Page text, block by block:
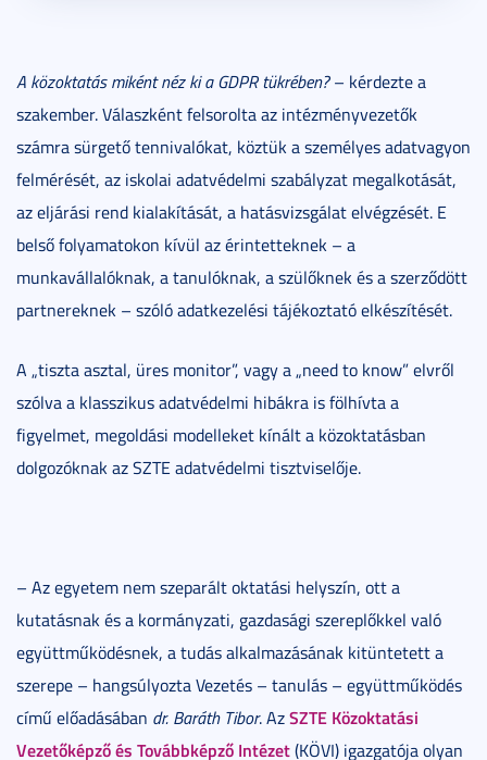
A közoktatás miként néz ki a GDPR tükrében?– kérdezte a
szakember. Válaszként felsorolta az intézményvezetők
számra sürgető tennivalókat, köztük a személyes adatvagyon
felmérését, az iskolai adatvédelmi szabályzat megalkotását,
az eljárási rend kialakítását, a hatásvizsgálat elvégzését. E
belső folyamatokon kívül az érintetteknek – a
munkavállalóknak, a tanulóknak, a szülőknek és a szerződött
partnereknek – szóló adatkezelési tájékoztató elkészítését.
A „tiszta asztal, üres monitor”, vagy a „need to know” elvről
szólva a klasszikus adatvédelmi hibákra is fölhívta a
figyelmet, megoldási modelleket kínált a közoktatásban
dolgozóknak az SZTE adatvédelmi tisztviselője.
– Az egyetem nem szeparált oktatási helyszín, ott a
kutatásnak és a kormányzati, gazdasági szereplőkkel való
együttműködésnek, a tudás alkalmazásának kitüntetett a
szerepe – hangsúlyozta Vezetés – tanulás – együttműködés
című előadásában dr. Baráth Tibor. AzSZTE Közoktatási
Vezetőképző és Továbbképző Intézet(KÖVI) igazgatója olyan